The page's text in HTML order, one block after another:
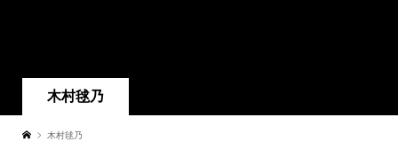
木村毬乃
木村毬乃